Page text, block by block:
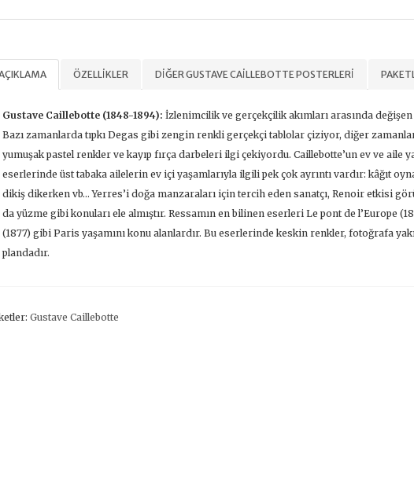
ÖZELLIKLER DIĞER GUSTAVE CAILLEBOTTE POSTERLERI
Gustave Caillebotte (1848-1894): İzlenimcilik ve gerçekçilik akımları arasında
Bazı zamanlarda tıpkı Degas gibi zengin renkli gerçekçi tablolar çiziyor, diğer
yumuşak pastel renkler ve kayıp fırça darbeleri ilgi çekiyordu. Caillebotte’un ev ve aile
eserlerinde üst tabaka ailelerin ev içi yaşamlarıyla ilgili pek çok ayrıntı vardır: kâğıt
dikiş dikerken vb… Yerres’i doğa manzaraları için tercih eden sanatçı, Renoir etkisi
da yüzme gibi konuları ele almıştır. Ressamın en bilinen eserleri Le pont de l’Europe
(1877) gibi Paris yaşamını konu alanlardır. Bu eserlerinde keskin renkler, fotoğrafa
plandadır.
Gustave Caillebotte